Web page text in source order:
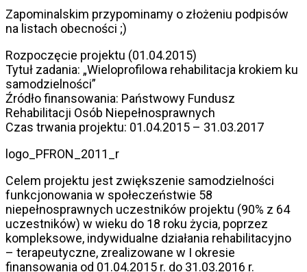
Zapominalskim przypominamy o złożeniu podpisów
na listach obecności ;)
Rozpoczęcie projektu (01.04.2015)
Tytuł zadania: „Wieloprofilowa rehabilitacja krokiem ku
samodzielności”
Źródło finansowania: Państwowy Fundusz
Rehabilitacji Osób Niepełnosprawnych
Czas trwania projektu: 01.04.2015 – 31.03.2017
logo_PFRON_2011_r
Celem projektu jest zwiększenie samodzielności
funkcjonowania w społeczeństwie 58
niepełnosprawnych uczestników projektu (90% z 64
uczestników) w wieku do 18 roku życia, poprzez
kompleksowe, indywidualne działania rehabilitacyjno
– terapeutyczne, zrealizowane w I okresie
finansowania od 01.04.2015 r. do 31.03.2016 r.